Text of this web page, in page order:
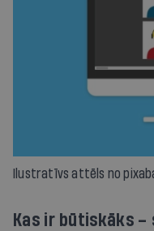
Ilustratīvs attēls no
Kas ir būtiskāks